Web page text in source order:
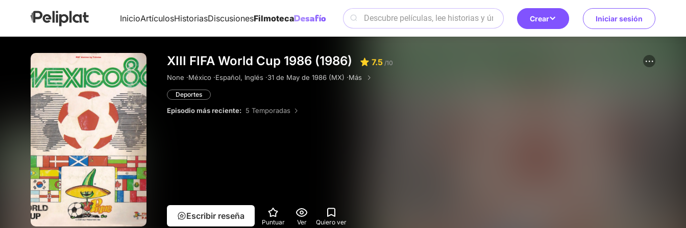
InicioArtículosHistoriasDiscusionesFilmoteca Crear Iniciar sesión
XIII FIFA World Cup 1986 (1986) 7.5 /10
None ·México ·Español, Inglés ·31 de May de 1986 (MX) ·Más
Deportes
Episodio más reciente: 5 Temporadas
Escribir reseña
Puntuar Ver Quiero ver